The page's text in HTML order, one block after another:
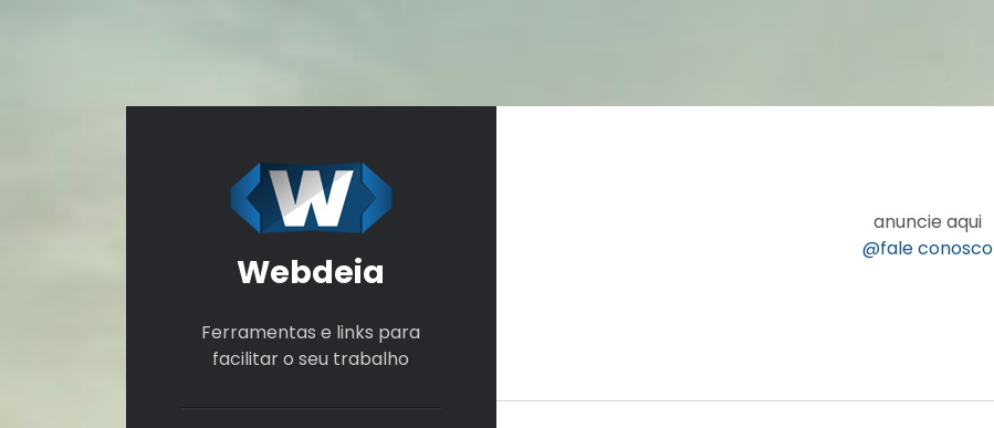
Webdeia
Ferramentas e links para
facilitar o seu trabalho
anuncie aqui
@fale conosco